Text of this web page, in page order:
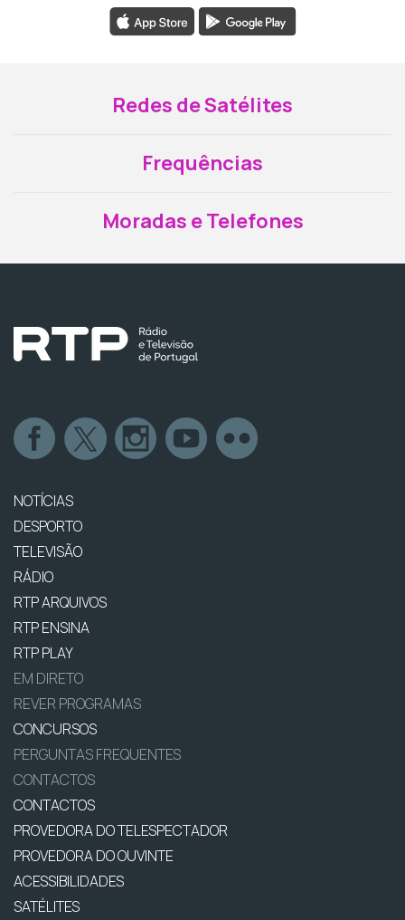
Redes de Satélites
Frequências
Moradas e Telefones
NOTÍCIAS
DESPORTO
TELEVISÃO
RÁDIO
RTP ARQUIVOS
RTP ENSINA
RTP PLAY
EM DIRETO
REVER PROGRAMAS
CONCURSOS
PERGUNTAS FREQUENTES
CONTACTOS
CONTACTOS
PROVEDORA DO TELESPECTADOR
PROVEDORA DO OUVINTE
ACESSIBILIDADES
SATÉLITES